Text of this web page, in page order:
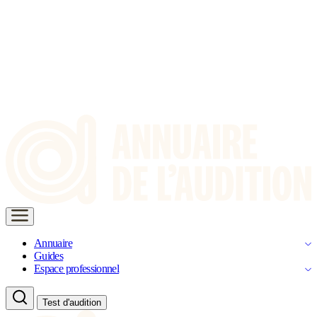
Annuaire
Guides
Espace professionnel
Test d'audition